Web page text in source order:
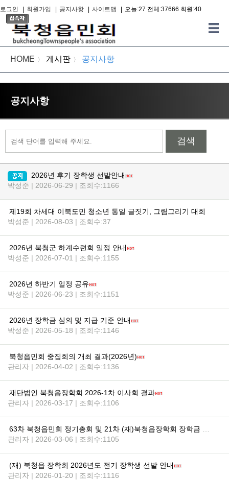
로그인 회원가입 공지사항 사이트맵 오늘:27 전체:37666 회원:40
HOME 〉 게시판 〉 공지사항
공지사항
검색
2026년 후기 장학생 선발안내
박성준 | 2026-06-29 | 조회수:1166
제19회 차세대 이북도민 청소년 통일 글짓기, 그림그리기 대회
박성준 | 2026-08-03 | 조회수:37
2026년 북청군 하계수련회 일정 안내
박성준 | 2026-07-01 | 조회수:1155
2026년 하반기 일정 공유
박성준 | 2026-06-23 | 조회수:1151
2026년 장학금 심의 및 지급 기준 안내
박성준 | 2026-05-18 | 조회수:1146
북청읍민회 중집회의 개최 결과(2026년)
관리자 | 2026-04-02 | 조회수:1136
재단법인 북청읍장학회 2026-1차 이사회 결과
관리자 | 2026-03-17 | 조회수:1106
관리자 | 2026-03-06 | 조회수:1105
(재) 북청읍 장학회 2026년도 전기 장학생 선발 안내
관리자 | 2026-01-20 | 조회수:1116